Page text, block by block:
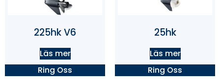
225hk V6
Läs mer
Ring Oss
25hk
Läs mer
Ring Oss